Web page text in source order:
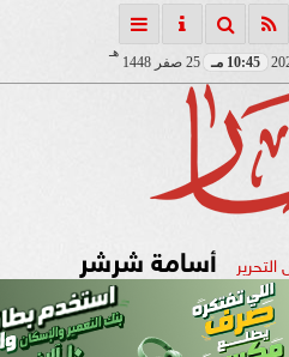
10:45 مـ 25 صفر 1448
هـ
أسامة شرشر